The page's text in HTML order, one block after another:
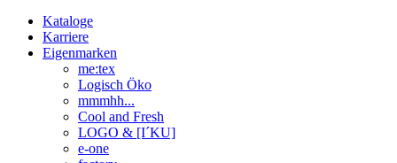
Kataloge
Karriere
Eigenmarken
me:tex
Logisch Öko
mmmhh...
Cool and Fresh
LOGO & [I´KU]
e-one